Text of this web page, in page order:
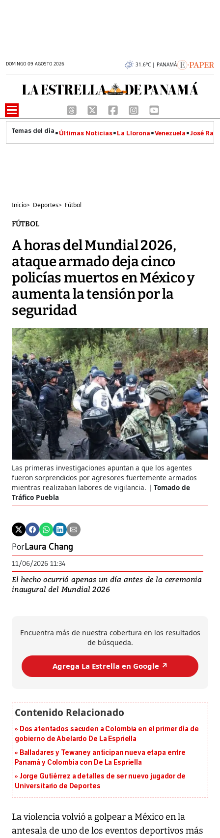
DOMINGO 09 AGOSTO 2026 31.6°C | PANAMÁ
Últimas Noticias La Llorona Venezuela José
Inicio> Deportes> Fútbol
FÚTBOL
A horas del Mundial 2026,
ataque armado deja cinco
policías muertos en México y
aumenta la tensión por la
seguridad
Las primeras investigaciones apuntan a que los agentes
fueron sorprendidos por agresores fuertemente armados
mientras realizaban labores de vigilancia.
Tomado de
Tráfico Puebla
PorLaura Chang
11/06/2026 11:34
El hecho ocurrió apenas un día antes de la ceremonia
inaugural del Mundial 2026
Encuentra más de nuestra cobertura en los resultados
de búsqueda.
Agrega La Estrella en Google ↗️
Dos atentados sacuden a Colombia en el primer día de
gobierno de Abelardo De La Espriella
Balladares y Tewaney anticipan nueva etapa entre
Panamá y Colombia con De La Espriella
Jorge Gutiérrez a detalles de ser nuevo jugador de
Universitario de Deportes
La violencia volvió a golpear a México en la
antesala de uno de los eventos deportivos más